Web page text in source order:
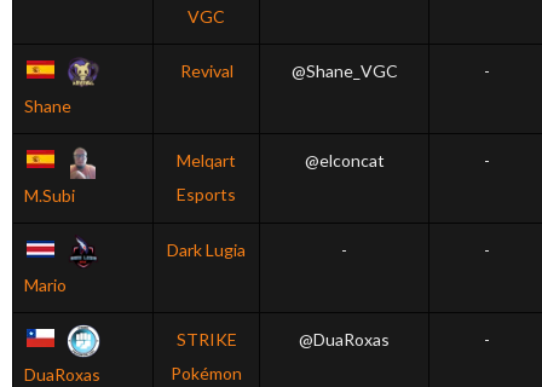
VGC
Shane
Revival @Shane_VGC -
M.Subi
Melqart
Esports
@elconcat -
Mario
Dark Lugia - -
DuaRoxas
STRIKE
Pokémon
@DuaRoxas -